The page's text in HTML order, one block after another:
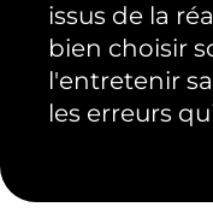
issus de la
bien choisir
l'entretenir
les erreurs